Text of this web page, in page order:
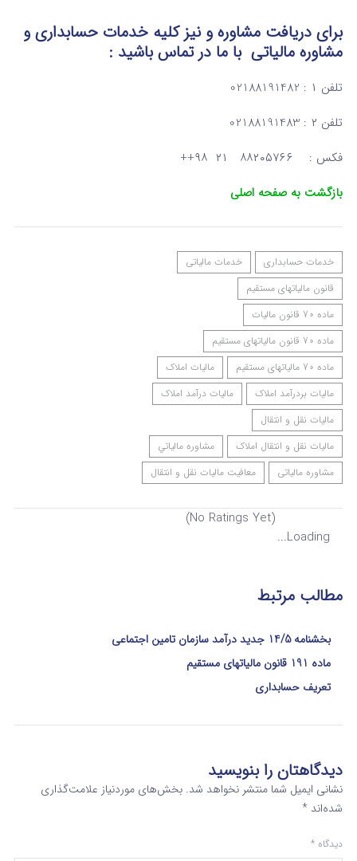
برای دریافت مشاوره و نیز کلیه خدمات حسابداری و
مشاوره مالیاتیبا ما در تماسباشید :
تلفن ۱ : 02188191482
تلفن ۲ : 02188191483
فکس : ۸۸۲۰۵۷۶۶ ۲۱ ۹۸++
بازگشت به صفحه اصلی
خدمات حسابداری
خدمات مالیاتی
قانون مالیاتهای مستقیم
ماده 70 قانون مالیات
ماده 70 قانون مالیاتهای مستقیم
ماده 70 مالیاتهای مستقیم
مالیات املاک
مالیات بردرآمد املاک
مالیات درآمد املاک
مالیات نقل و انتقال
مالیات نقل و انتقال املاک
مشاوره مالياتي
مشاوره مالیاتی
معافیت مالیات نقل و انتقال
(No Ratings Yet)
Loading...
مطالب مرتبط
بخشنامه 14/5 جدید درآمد سازمان تامین اجتماعی
ماده 191 قانون مالیاتهای مستقیم
تعریف حسابداری
دیدگاهتان را بنویسید
نشانی ایمیل شما منتشر نخواهد شد. بخش‌های موردنیاز علامت‌گذاری
شده‌اند *
دیدگاه *